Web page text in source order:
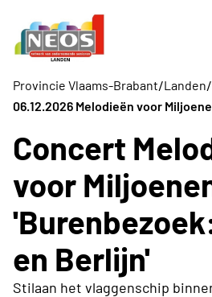
Provincie Vlaams-Brabant/Landen/
06.12.2026 Melodieën voor
Concert
voor
en Berlijn'
Stilaan het vlaggenschip